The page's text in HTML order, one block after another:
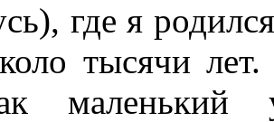
где я
тысячи
маленький